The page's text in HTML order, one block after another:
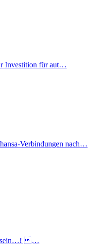
Investition für aut…
Verbindungen nach…
sein…! …